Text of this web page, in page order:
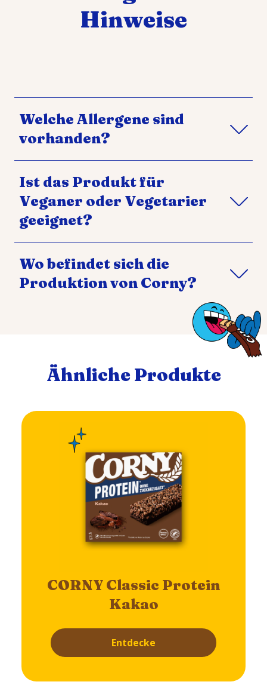
Hinweise
Welche Allergene sind
vorhanden?
Ist das Produkt für
Veganer oder Vegetarier
geeignet?
Wo befindet sich die
Produktion von Corny?
Ähnliche Produkte
CORNY Classic Protein
Kakao
Entdecke